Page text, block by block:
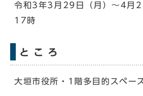
令和3年3月29日（月）～4月
17時
と こ ろ
大垣市役所・1階多目的スペース